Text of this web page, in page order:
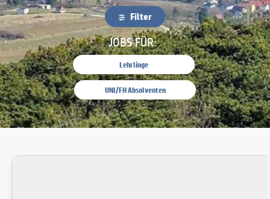
Filter
JOBS FÜR:
Lehrlinge
UNI/FH Absolventen